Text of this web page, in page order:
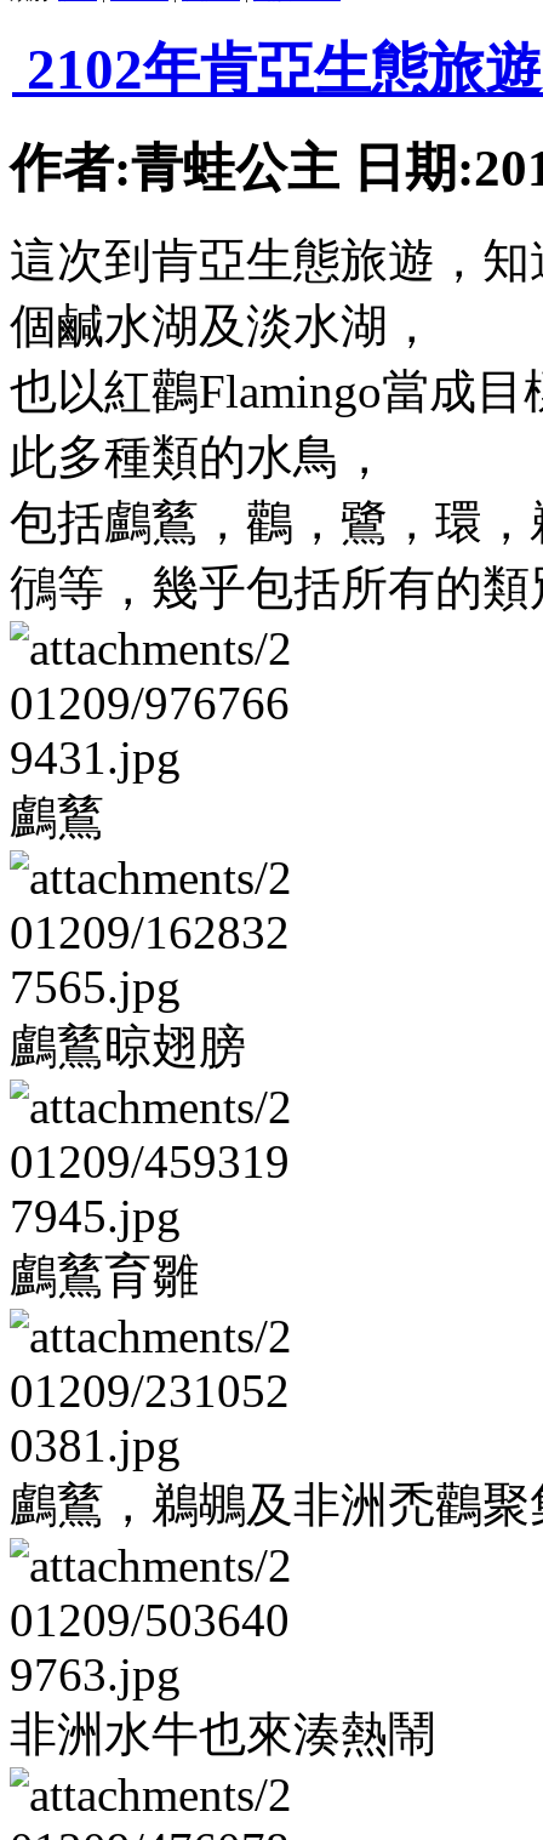
2102年肯亞生態旅
作者:青蛙公主 日期
這次到肯亞生態旅遊，
個鹹水湖及淡水湖，
也以紅鸛Flamingo當成
此多種類的水鳥，
包括鸕鶿，鸛，鷺，環
鴴等，幾乎包括所有的
鸕鶿
鸕鶿晾翅膀
鸕鶿育雛
鸕鶿，鵜鶘及非洲禿鸛
非洲水牛也來湊熱鬧